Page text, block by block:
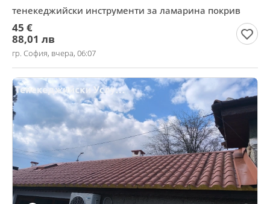
тенекеджийски инструменти за ламарина покрив
45 €
88,01 лв
гр. София, вчера, 06:07